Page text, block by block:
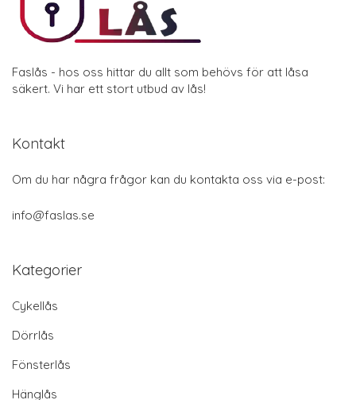
Faslås - hos oss hittar du allt som behövs för att låsa
säkert. Vi har ett stort utbud av lås!
Kontakt
Om du har några frågor kan du kontakta oss via e-post:
info@faslas.se
Kategorier
Cykellås
Dörrlås
Fönsterlås
Hänglås